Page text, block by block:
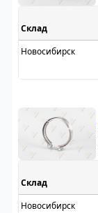
Склад
Новосибирск
Склад
Новосибирск